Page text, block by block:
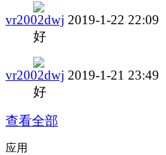
vr2002dwj 2019-1-22 22:09
好
vr2002dwj 2019-1-21 23:49
好
查看全部
应用